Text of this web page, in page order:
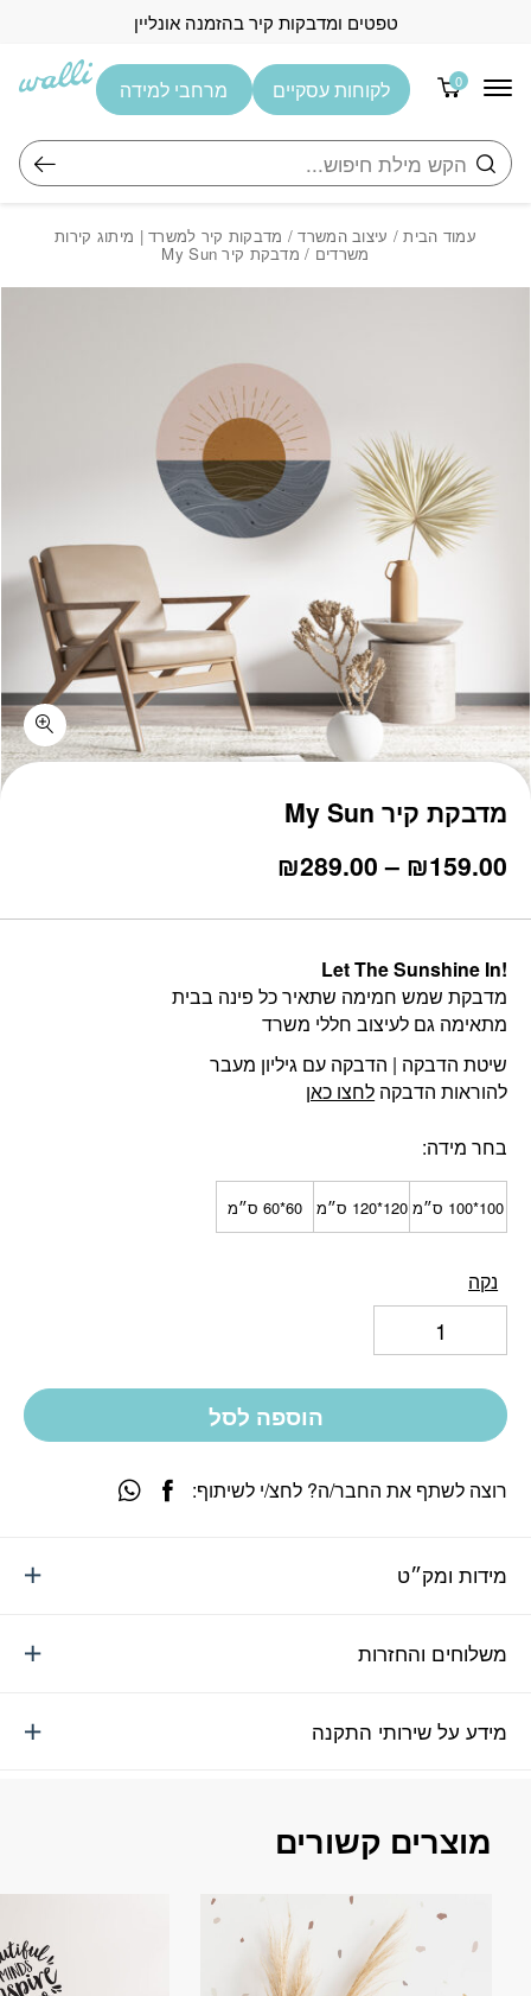
טפטים ומדבקות קיר בהזמנה אונליין
0
חיפוש
לקוחות עסקיים מרחבי למידה
עמוד הבית/ עיצוב המשרד/ מדבקות קיר למשרד | מיתוג קירות
משרדים / מדבקת קיר My Sun
מדבקת קיר My Sun
₪159.00
–
₪289.00 טווח
⁦₪159.00⁩
Let The Sunshine In!
מדבקת שמש חמימה שתאיר כל פינה בבית
מתאימה גם לעיצוב חללי משרד
שיטת הדבקה | הדבקה עם גיליון מעבר
להוראות הדבקה לחצו כאן
בחר מידה
100*100 ס״מ 120*120 ס״מ 60*60 ס״מ
נקה
כמות מדבקת קיר My Sun
הוספה לסל
מידות ומק״ט
משלוחים והחזרות
מידע על שירותי התקנה
רוצה לשתף את החבר/ה? לחצ/י לשיתוף:
מוצרים קשורים